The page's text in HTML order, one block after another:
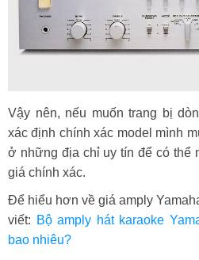
Vậy nên, nếu muốn trang bị
xác định chính xác model mình
ở những địa chỉ uy tín để có thể
giá chính xác.
Để hiểu hơn về giá amply
viết: Bộ amply hát karaoke
bao nhiêu?